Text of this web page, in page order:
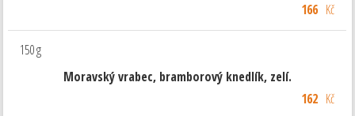
166 Kč
150 g
Moravský vrabec, bramborový knedlík, zelí.
162 Kč